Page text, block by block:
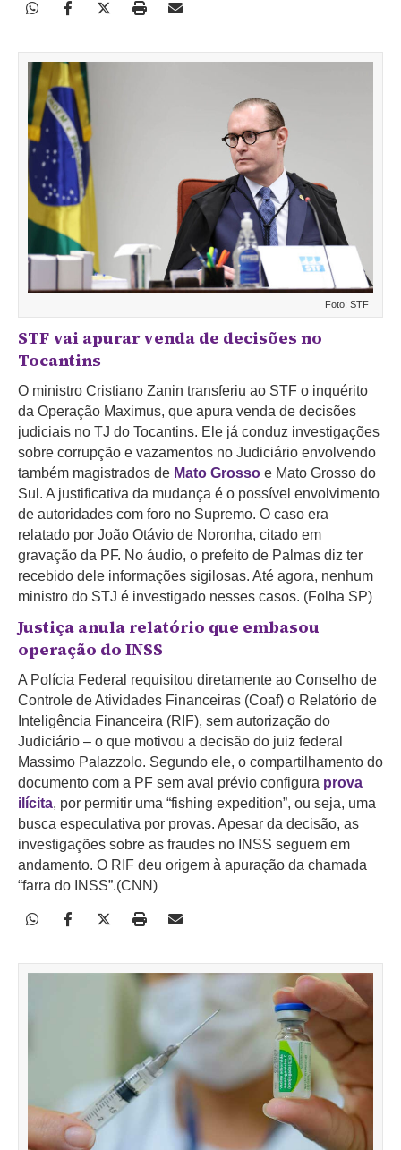
Foto: STF
STF vai apurar venda de decisões no
Tocantins
O ministro Cristiano Zanin transferiu ao STF o inquérito
da Operação Maximus, que apura venda de decisões
judiciais no TJ do Tocantins. Ele já conduz investigações
sobre corrupção e vazamentos no Judiciário envolvendo
também magistrados de Mato Grosso e Mato Grosso do
Sul. A justificativa da mudança é o possível envolvimento
de autoridades com foro no Supremo. O caso era
relatado por João Otávio de Noronha, citado em
gravação da PF. No áudio, o prefeito de Palmas diz ter
recebido dele informações sigilosas. Até agora, nenhum
ministro do STJ é investigado nesses casos. (Folha SP)
Justiça anula relatório que embasou
operação do INSS
A Polícia Federal requisitou diretamente ao Conselho de
Controle de Atividades Financeiras (Coaf) o Relatório de
Inteligência Financeira (RIF), sem autorização do
Judiciário – o que motivou a decisão do juiz federal
Massimo Palazzolo. Segundo ele, o compartilhamento do
documento com a PF sem aval prévio configura prova
ilícita, por permitir uma “fishing expedition”, ou seja, uma
busca especulativa por provas. Apesar da decisão, as
investigações sobre as fraudes no INSS seguem em
andamento. O RIF deu origem à apuração da chamada
“farra do INSS”.(CNN)